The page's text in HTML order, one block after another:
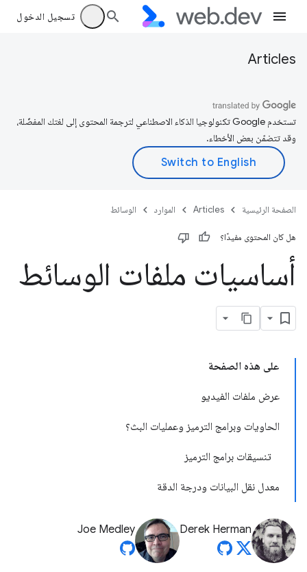
تسجيل الدخول
Articles
تستخدم Google تكنولوجيا الذكاء الاصطناعي لترجمة المحتوى إلى لغتك المفضّلة،
وقد تتضمّن بعض الأخطاء.
الصفحة الرئيسية Articles الموارد الوسائط
هل كان المحتوى مفيدًا؟
أساسيات ملفات الوسائط
على هذه الصفحة
عرض ملفات الفيديو
الحاويات وبرامج الترميز وعمليات البث؟
تنسيقات برامج الترميز
معدل نقل البيانات ودرجة الدقة
Derek Herman
Joe Medley